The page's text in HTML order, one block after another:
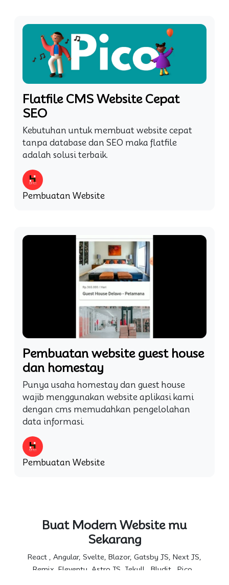
Flatfile CMS Website Cepat
SEO
Kebutuhan untuk membuat website cepat
tanpa database dan SEO maka flatfile
adalah solusi terbaik.
Pembuatan Website
Pembuatan website guest house
dan homestay
Punya usaha homestay dan guest house
wajib menggunakan website aplikasi kami
dengan cms memudahkan pengelolahan
data informasi.
Pembuatan Website
Buat Modern Website mu
Sekarang
React , Angular, Svelte, Blazor, Gatsby JS, Next JS,
Remix, Eleventy, Astro JS, Jekyll , Bludit , Pico ,